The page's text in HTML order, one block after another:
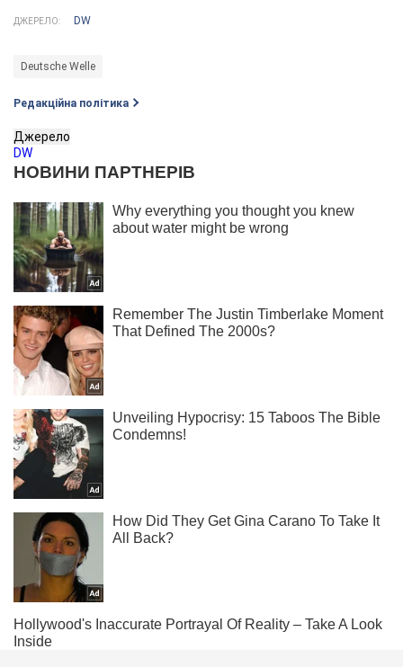
ДЖЕРЕЛО: DW
Deutsche Welle
Редакційна політика
Джерело
DW